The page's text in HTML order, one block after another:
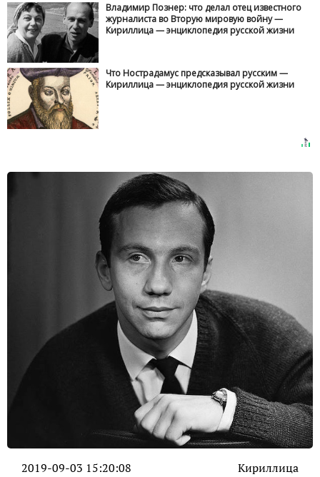
Владимир Познер: что делал отец известного
журналиста во Вторую мировую войну —
Кириллица — энциклопедия русской жизни
Что Нострадамус предсказывал русским —
Кириллица — энциклопедия русской жизни
2019-09-03 15:20:08 Кириллица